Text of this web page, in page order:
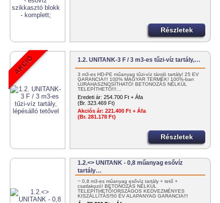
Részletek
1.2. UNITANK-3 F / 3 m3-es tűzi-víz tartály,…
3 m3-es HD-PE műanyag tűzi-víz tároló tartály! 25 ÉV
GARANCIA!!! 100% MAGYAR TERMÉK! 100%-ban
ÚJRAHASZNOSÍTHATÓ! BETONOZÁS NÉLKÜL
TELEPÍTHETŐ!!!…
Eredeti ár: 254.700 Ft + Áfa
(Br. 323.469 Ft)
Akciós ár: 221.400 Ft + Áfa
(Br. 281.178 Ft)
Részletek
1.2.<> UNITANK - 0,8 műanyag esővíz
tartály…
~ 0,8 m3-es műanyag esővíz tartály + tető +
csatlakozó! BETONOZÁS NÉLKÜL
TELEPÍTHETŐ!ORSZÁGOS KEDVEZMÉNYES
KISZÁLLÍTÁS!50 ÉV ALAPANYAG GARANCIA!!!
100%…